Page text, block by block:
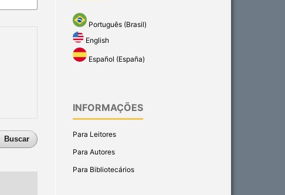
Buscar
Português (Brasil)
English
Español (España)
INFORMAÇÕES
Para Leitores
Para Autores
Para Bibliotecários